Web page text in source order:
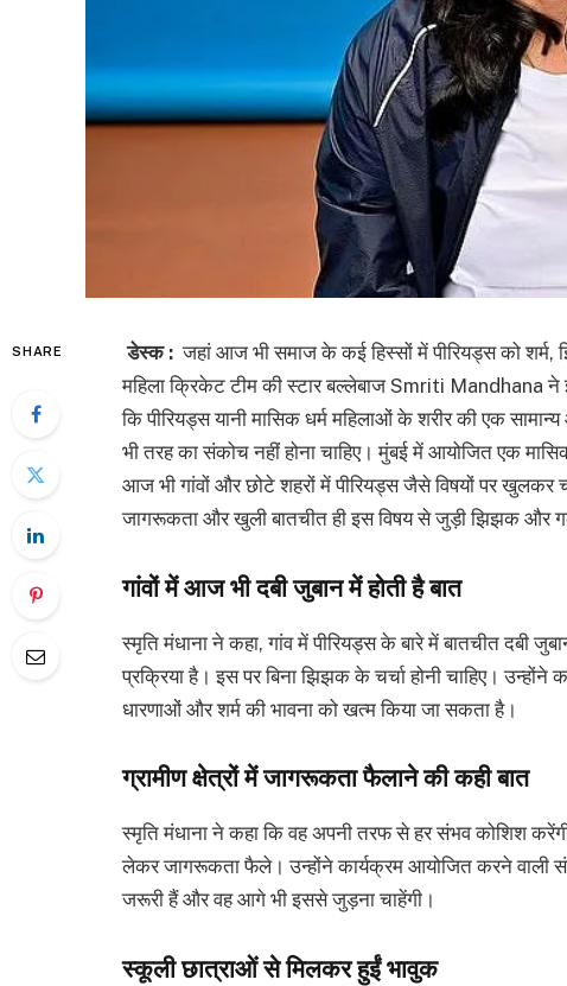
SHARE डेस्क : जहां आज भी समाज के कई हिस्सों में पीरियड्स को शर्म,
महिला क्रिकेट टीम की स्टार बल्लेबाज Smriti Mandhana ने
कि पीरियड्स यानी मासिक धर्म महिलाओं के शरीर की एक
भी तरह का संकोच नहीं होना चाहिए। मुंबई में आयोजित एक
आज भी गांवों और छोटे शहरों में पीरियड्स जैसे विषयों पर खुलकर
जागरूकता और खुली बातचीत ही इस विषय से जुड़ी झिझक और
गांवों में आज भी दबी जुबान में होती है बात
स्मृति मंधाना ने कहा, गांव में पीरियड्स के बारे में बातचीत दबी
प्रक्रिया है। इस पर बिना झिझक के चर्चा होनी चाहिए।
धारणाओं और शर्म की भावना को खत्म किया जा सकता है।
ग्रामीण क्षेत्रों में जागरूकता फैलाने की कही बात
स्मृति मंधाना ने कहा कि वह अपनी तरफ से हर संभव कोशिश
लेकर जागरूकता फैले। उन्होंने कार्यक्रम आयोजित करने वाली
जरूरी हैं और वह आगे भी इससे जुड़ना चाहेंगी।
स्कूली छात्राओं से मिलकर हुईं भावुक